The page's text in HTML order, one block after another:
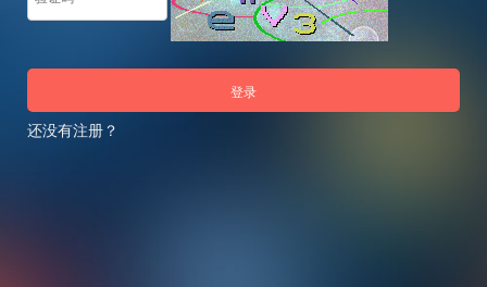
登录
还没有注册？